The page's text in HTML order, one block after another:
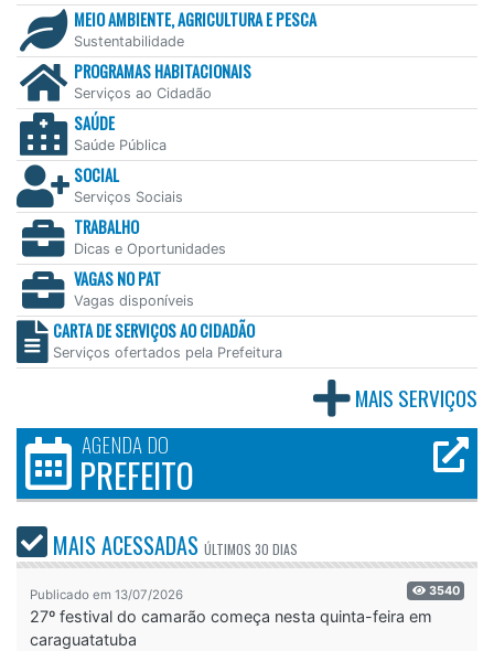
MEIO AMBIENTE, AGRICULTURA E PESCA
Sustentabilidade
PROGRAMAS HABITACIONAIS
Serviços ao Cidadão
SAÚDE
Saúde Pública
SOCIAL
Serviços Sociais
TRABALHO
Dicas e Oportunidades
VAGAS NO PAT
Vagas disponíveis
CARTA DE SERVIÇOS AO CIDADÃO
Serviços ofertados pela Prefeitura
MAIS SERVIÇOS
AGENDA DO
PREFEITO
MAIS ACESSADAS ÚLTIMOS 30 DIAS
Publicado em 13/07/2026 3540
27º festival do camarão começa nesta quinta-feira em
caraguatatuba